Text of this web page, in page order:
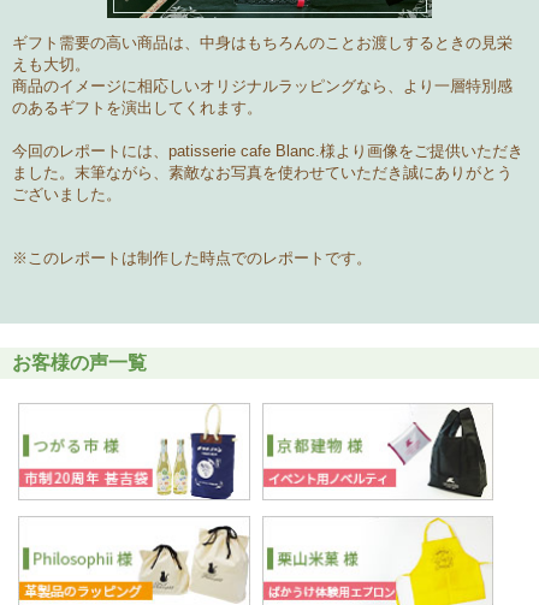
ギフト需要の高い商品は、中身はもちろんのこと お渡しするときの見栄
えも大切。
商品のイメージに相応しいオリジナルラッピングなら、より一層特別感
のあるギフトを演出してくれます。
今回のレポートには、patisserie cafe Blanc.様より画像をご提供いただき
ました。末筆ながら、素敵なお写真を使わせていただき誠にありがとう
ございました。
※このレポートは制作した時点でのレポートです。
お客様の声一覧